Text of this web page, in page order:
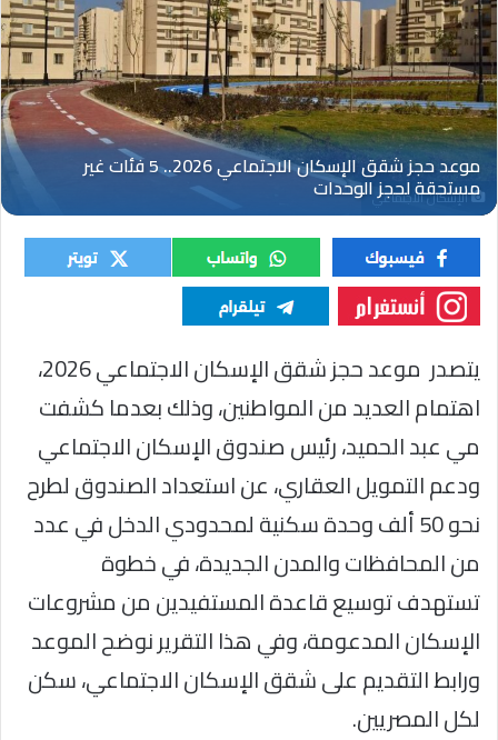
الإسكان الاجتماعي
يتصدر موعد حجز شقق الإسكان الاجتماعي 2026،
اهتمام العديد من المواطنين، وذلك بعدما كشفت
مي عبد الحميد، رئيس صندوق الإسكان الاجتماعي
ودعم التمويل العقاري، عن استعداد الصندوق لطرح
نحو 50 ألف وحدة سكنية لمحدودي الدخل في عدد
من المحافظات والمدن الجديدة، في خطوة
تستهدف توسيع قاعدة المستفيدين من مشروعات
الإسكان المدعومة، وفي هذا التقرير نوضح الموعد
ورابط التقديم على شقق الإسكان الاجتماعي، سكن
لكل المصريين.